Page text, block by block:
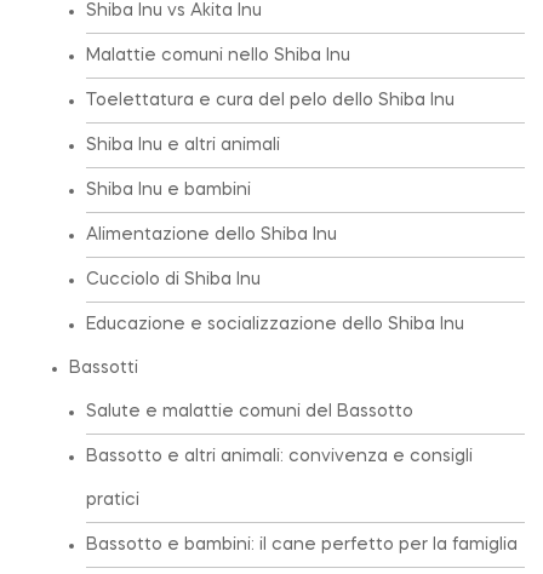
Shiba Inu vs Akita Inu
Malattie comuni nello Shiba Inu
Toelettatura e cura del pelo dello Shiba Inu
Shiba Inu e altri animali
Shiba Inu e bambini
Alimentazione dello Shiba Inu
Cucciolo di Shiba Inu
Educazione e socializzazione dello Shiba Inu
Bassotti
Salute e malattie comuni del Bassotto
Bassotto e altri animali: convivenza e consigli
pratici
Bassotto e bambini: il cane perfetto per la famiglia